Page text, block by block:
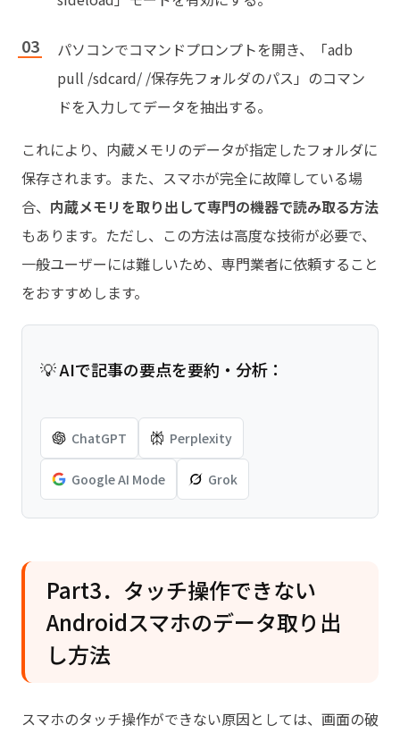
パソコンでコマンドプロンプトを開き、「adb
pull /sdcard/ /保存先フォルダのパス」のコマン
ドを入力してデータを抽出する。
これにより、内蔵メモリのデータが指定したフォルダに
保存されます。また、スマホが完全に故障している場
合、 内蔵メモリを取り出して専門の機器で読み取る方法
もあります。ただし、この方法は高度な技術が必要で、
一般ユーザーには難しいため、専門業者に依頼すること
をおすすめします。
💡 AIで記事の要点を要約・分析：
ChatGPT Perplexity
Google AI Mode Grok
Part3．タッチ操作できない
Androidスマホのデータ取り出
し方法
スマホのタッチ操作ができない原因としては、画面の破